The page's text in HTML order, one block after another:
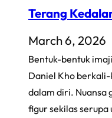
Terang
March 6, 2026
Bentuk-bentuk
Daniel Kho berkali-
dalam diri. Nuansa
figur sekilas